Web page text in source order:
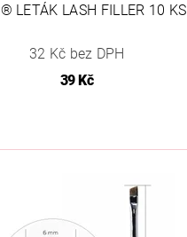
LETÁK LASH FILLER 10 KS
32 Kč bez DPH
39 Kč